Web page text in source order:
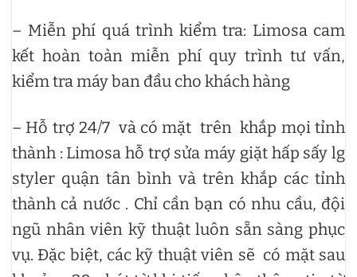
– Miễn phí quá trình kiểm tra: Limosa cam
kết hoàn toàn miễn phí quy trình tư vấn,
kiểm tra máy ban đầu cho khách hàng
– Hỗ trợ 24/7 và có mặt trên khắp mọi tỉnh
thành : Limosa hỗ trợ sửa máy giặt hấp sấy lg
styler quận tân bình và trên khắp các tỉnh
thành cả nước . Chỉ cần bạn có nhu cầu, đội
ngũ nhân viên kỹ thuật luôn sẵn sàng phục
vụ. Đặc biệt, các kỹ thuật viên sẽ có mặt sau